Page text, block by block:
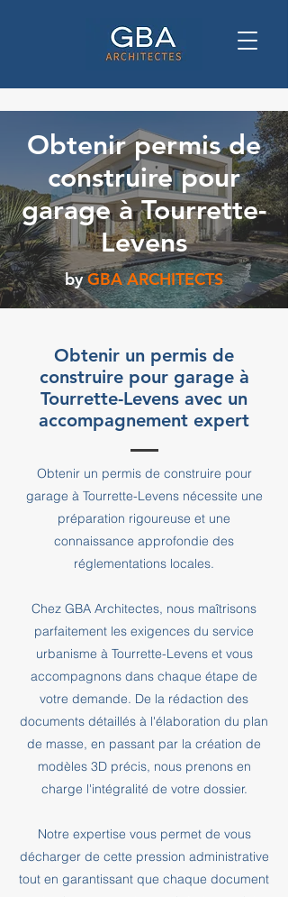
Obtenir permis de
construire pour
garage à Tourrette-
Levens
by GBA ARCHITECTS
Obtenir un permis de
construire pour garage à
Tourrette-Levens avec un
accompagnement expert
Obtenir un permis de construire pour
garage à Tourrette-Levens nécessite une
préparation rigoureuse et une
connaissance approfondie des
réglementations locales.
Chez GBA Architectes, nous maîtrisons
parfaitement les exigences du service
urbanisme à Tourrette-Levens et vous
accompagnons dans chaque étape de
votre demande. De la rédaction des
documents détaillés à l'élaboration du plan
de masse, en passant par la création de
modèles 3D précis, nous prenons en
charge l'intégralité de votre dossier.
Notre expertise vous permet de vous
décharger de cette pression administrative
tout en garantissant que chaque document